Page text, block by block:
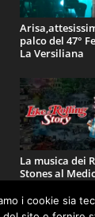
palco del 47°
La Versiliana
La musica dei
Stones al
i cookie sia